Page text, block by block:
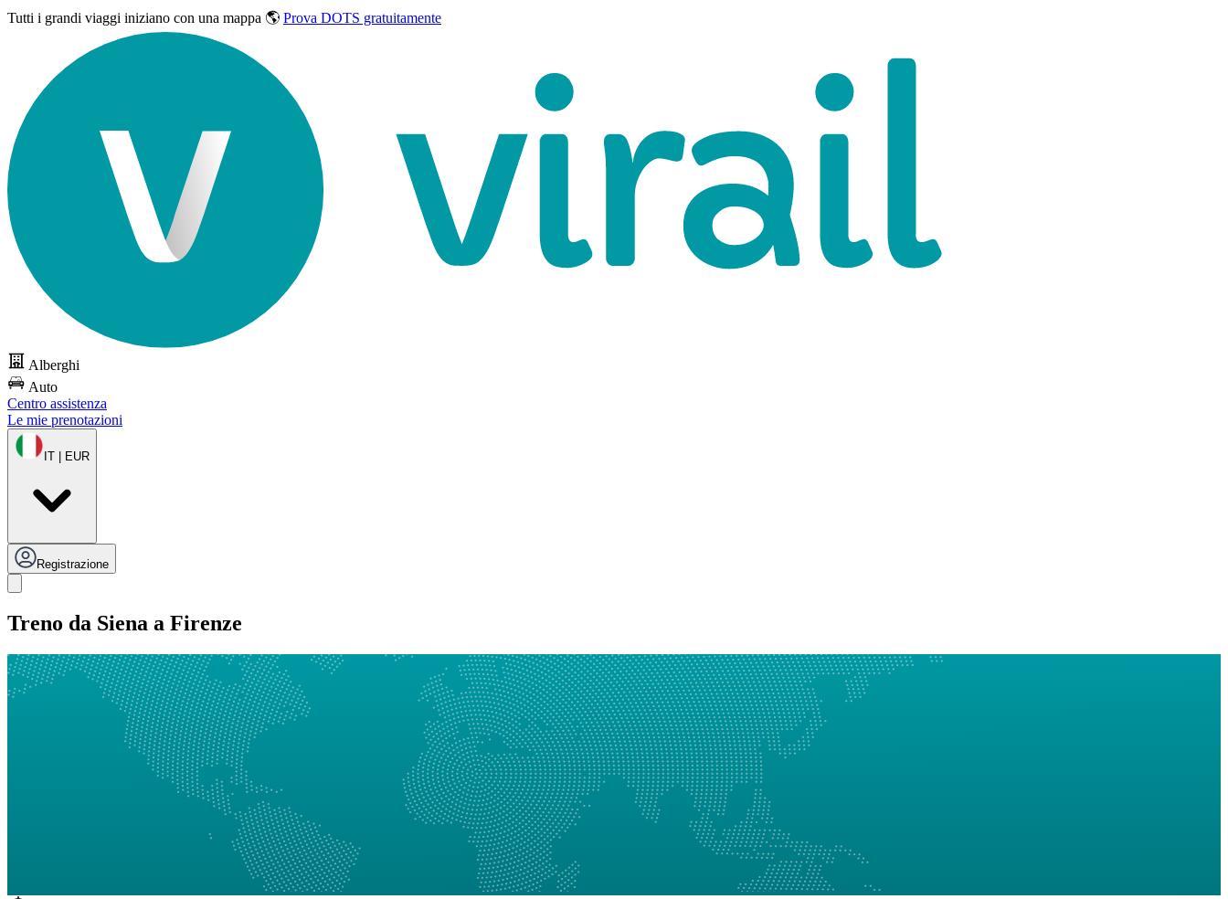
Tutti i grandi viaggi iniziano con una mappa 🌎 Prova DOTS gratuitamente
Alberghi
Auto
Centro assistenza
Le mie prenotazioni
IT | EUR
Registrazione
Treno da Siena a Firenze